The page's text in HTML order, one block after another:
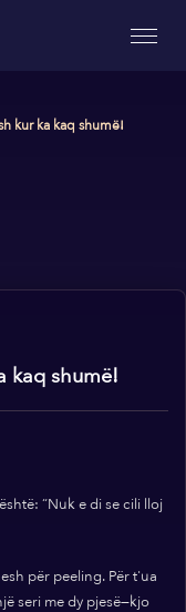
kur ka kaq shumë!
kaq shumë!
“Nuk e di se cili lloj
për peeling. Për t'ua
seri me dy pjesë—kjo